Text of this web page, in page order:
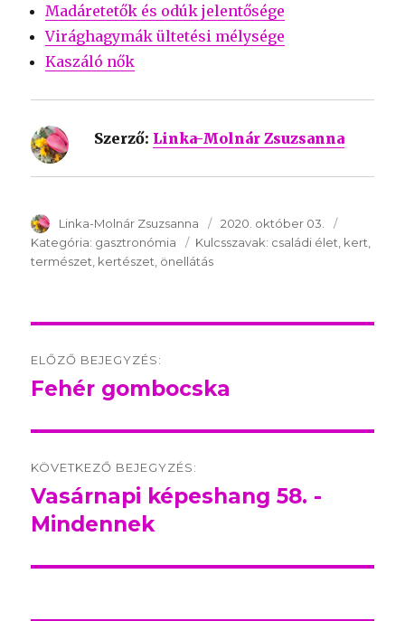
Madáretetők és odúk jelentősége
Virághagymák ültetési mélysége
Kaszáló nők
Szerző: Linka-Molnár Zsuzsanna
SzerzÅ
Linka-Molnár Zsuzsanna Közzétéve:
2020. október 03.
Kategória: Kategória:
gasztronómia Kulcsszavak: Kulcsszavak:
családi élet kert
természet kertészet önellátás
navigation
ELŐZŐ BEJEGYZÉS:
Előző
Fehér gombocska
KÖVETKEZŐ BEJEGYZÉS:
Következő
bejegyzés:
Vasárnapi képeshang 58. -
Mindennek